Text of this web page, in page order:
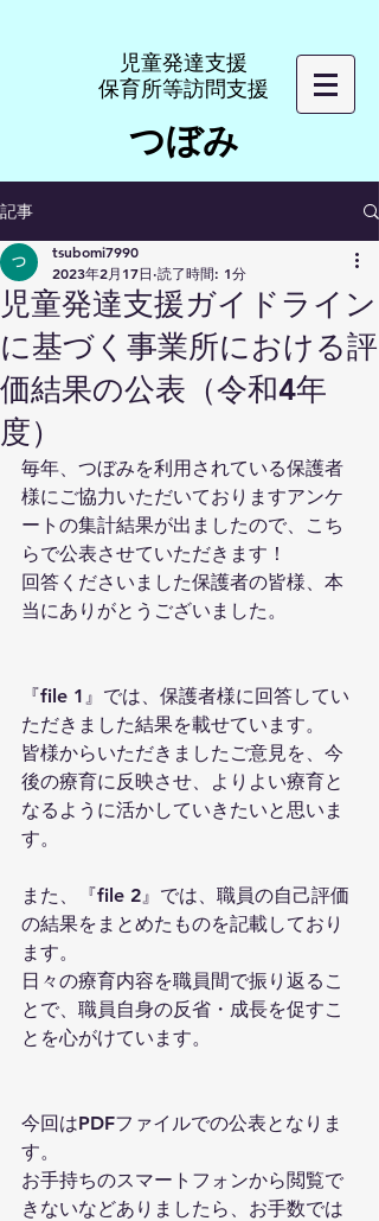
​児童発達支援
​保育所等訪問支援
つぼみ
記事
児童発達支援ガイドライン
に基づく事業所における評
価結果の公表（令和4年
度）
tsubomi7990
2023年2月17日 読了時間: 1分
毎年、つぼみを利用されている保護者
様にご協力いただいておりますアンケ
ートの集計結果が出ましたので、こち
らで公表させていただきます！
回答くださいました保護者の皆様、本
当にありがとうございました。
『file 1』では、保護者様に回答してい
ただきました結果を載せています。
皆様からいただきましたご意見を、今
後の療育に反映させ、よりよい療育と
なるように活かしていきたいと思いま
す。
また、『file 2』では、職員の自己評価
の結果をまとめたものを記載しており
ます。
日々の療育内容を職員間で振り返るこ
とで、職員自身の反省・成長を促すこ
とを心がけています。
今回はPDFファイルでの公表となりま
す。
お手持ちのスマートフォンから閲覧で
きないなどありましたら、お手数では